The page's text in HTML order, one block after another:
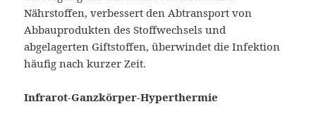
Nährstoffen, verbessert den Abtransport von
Abbauprodukten des Stoffwechsels und
abgelagerten Giftstoffen, überwindet die Infektion
häufig nach kurzer Zeit.
Infrarot-Ganzkörper-Hyperthermie